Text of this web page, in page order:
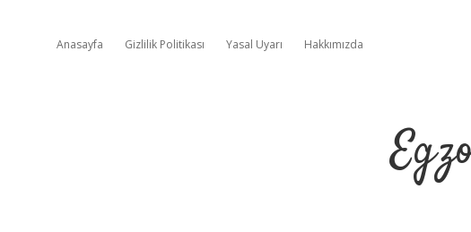
Anasayfa Gizlilik Politikası Yasal Uyarı Hakkımızda